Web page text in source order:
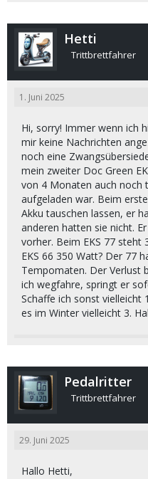
Hetti
Trittbrettfahrer
1. Juni 2025
Hi, sorry! Immer wenn ich
mir keine Nachrichten
noch eine
mein zweiter Doc Green
von 4 Monaten auch noch
aufgeladen war. Beim
Akku tauschen lassen, er
anderen hatten sie nicht.
vorher. Beim EKS 77 steht
EKS 66 350 Watt? Der 77
Tempomaten. Der Verlust
ich wegfahre, springt er
Schaffe ich sonst vielleicht
es im Winter vielleicht 3.
Pedalritter
Trittbrettfahrer
29. Juni 2025
Hallo Hetti,